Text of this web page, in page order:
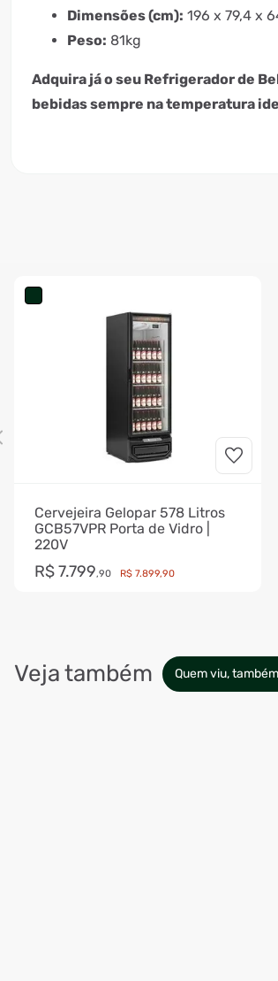
Dimensões (cm): 196 x 79,4 x
Peso: 81kg
Adquira já o seu Refrigerador de
bebidas sempre na temperatura
Cervejeira Gelopar 578 Litros
GCB57VPR Porta de Vidro |
220V
R$7.799,90 R$ 7.899,90
Veja também Quem viu,